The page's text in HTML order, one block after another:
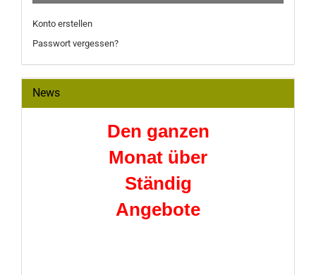
Konto erstellen
Passwort vergessen?
News
Den ganzen
Monat über
Ständig
Angebote